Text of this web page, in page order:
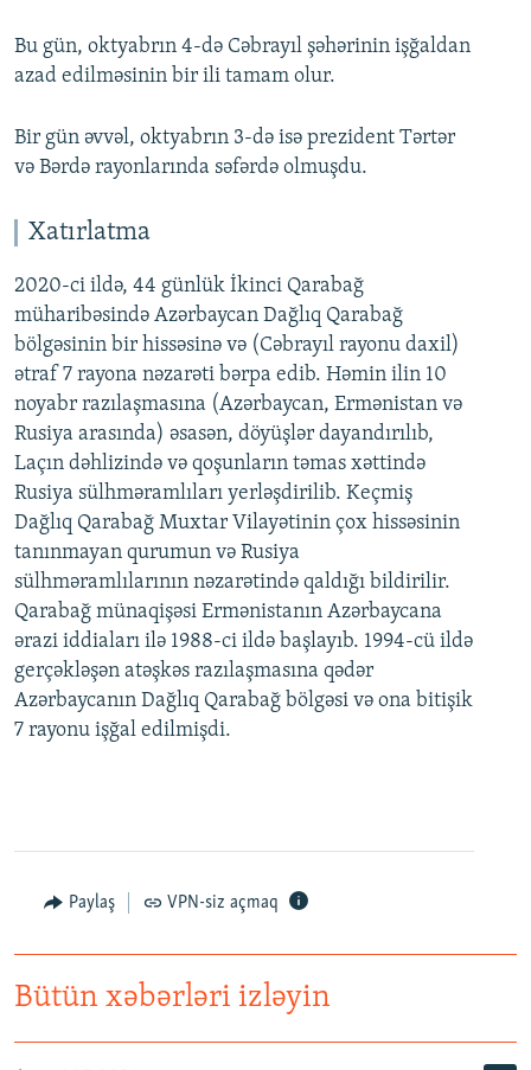
Bu gün, oktyabrın 4-də Cəbrayıl şəhərinin işğaldan
azad edilməsinin bir ili tamam olur.
Bir gün əvvəl, oktyabrın 3-də isə prezident Tərtər
və Bərdə rayonlarında səfərdə olmuşdu.
Xatırlatma
2020-ci ildə, 44 günlük İkinci Qarabağ
müharibəsində Azərbaycan Dağlıq Qarabağ
bölgəsinin bir hissəsinə və (Cəbrayıl rayonu daxil)
ətraf 7 rayona nəzarəti bərpa edib. Həmin ilin 10
noyabr razılaşmasına (Azərbaycan, Ermənistan və
Rusiya arasında) əsasən, döyüşlər dayandırılıb,
Laçın dəhlizində və qoşunların təmas xəttində
Rusiya sülhməramlıları yerləşdirilib. Keçmiş
Dağlıq Qarabağ Muxtar Vilayətinin çox hissəsinin
tanınmayan qurumun və Rusiya
sülhməramlılarının nəzarətində qaldığı bildirilir.
Qarabağ münaqişəsi Ermənistanın Azərbaycana
ərazi iddiaları ilə 1988-ci ildə başlayıb. 1994-cü ildə
gerçəkləşən atəşkəs razılaşmasına qədər
Azərbaycanın Dağlıq Qarabağ bölgəsi və ona bitişik
7 rayonu işğal edilmişdi.
Paylaş VPN-siz açmaq
Bütün xəbərləri izləyin